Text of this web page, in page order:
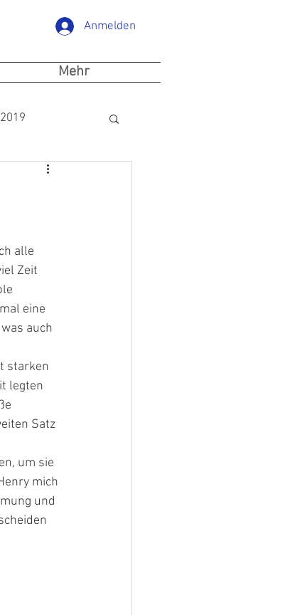
Anmelden
Mehr
alle
Zeit
eine
auch
legten
Satz
mich
und